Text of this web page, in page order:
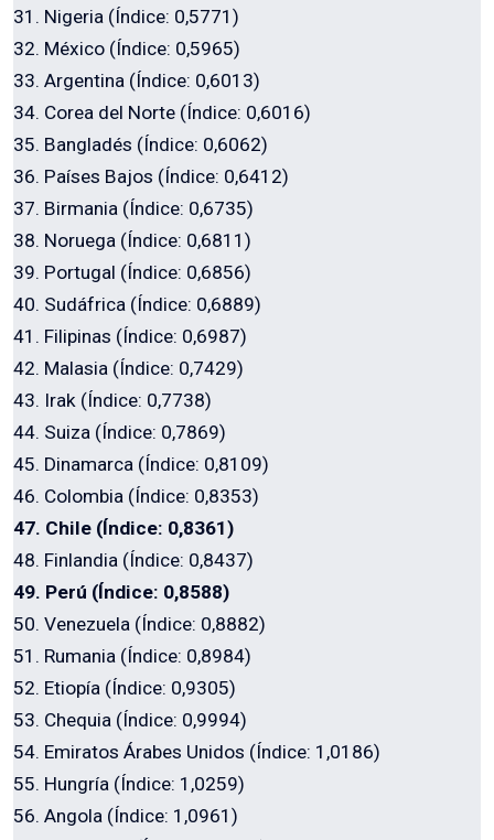
31. Nigeria (Índice: 0,5771)
32. México (Índice: 0,5965)
33. Argentina (Índice: 0,6013)
34. Corea del Norte (Índice: 0,6016)
35. Bangladés (Índice: 0,6062)
36. Países Bajos (Índice: 0,6412)
37. Birmania (Índice: 0,6735)
38. Noruega (Índice: 0,6811)
39. Portugal (Índice: 0,6856)
40. Sudáfrica (Índice: 0,6889)
41. Filipinas (Índice: 0,6987)
42. Malasia (Índice: 0,7429)
43. Irak (Índice: 0,7738)
44. Suiza (Índice: 0,7869)
45. Dinamarca (Índice: 0,8109)
46. Colombia (Índice: 0,8353)
47. Chile (Índice: 0,8361)
48. Finlandia (Índice: 0,8437)
49. Perú (Índice: 0,8588)
50. Venezuela (Índice: 0,8882)
51. Rumania (Índice: 0,8984)
52. Etiopía (Índice: 0,9305)
53. Chequia (Índice: 0,9994)
54. Emiratos Árabes Unidos (Índice: 1,0186)
55. Hungría (Índice: 1,0259)
56. Angola (Índice: 1,0961)